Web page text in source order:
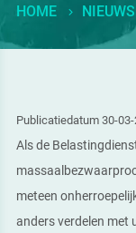
HOME NIEUWS
Publicatiedatum 30-
Als de
meteen
anders verdelen met